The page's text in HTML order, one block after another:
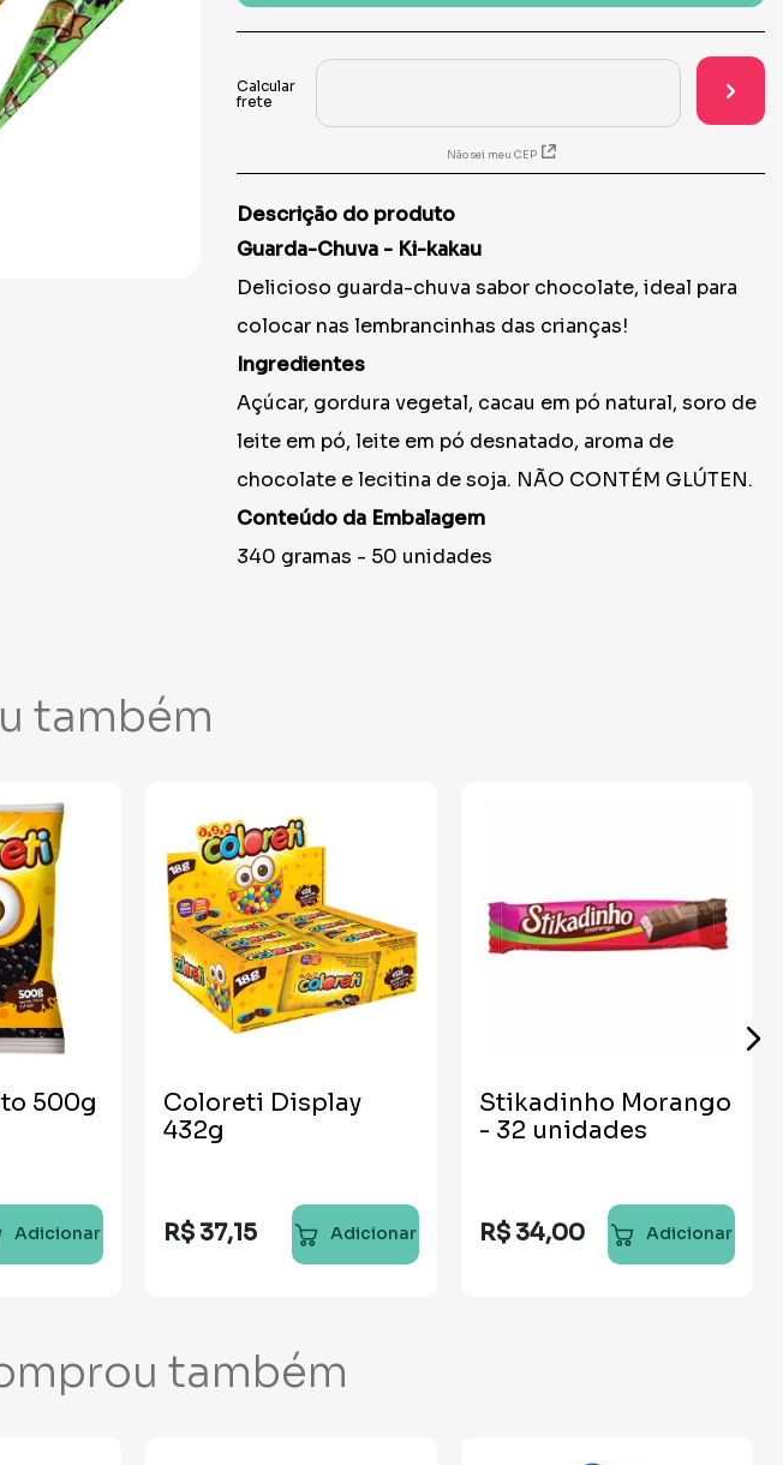
Não sei meu CEP
Descrição do produto
Guarda-Chuva - Ki-kakau
Delicioso guarda-chuva sabor chocolate, ideal para
colocar nas lembrancinhas das crianças!
Ingredientes
Açúcar, gordura vegetal, cacau em pó natural, soro de
leite em pó, leite em pó desnatado, aroma de
chocolate e lecitina de soja. NÃO CONTÉM GLÚTEN.
Conteúdo da Embalagem
340 gramas - 50 unidades
também
500g
Adicionar
Coloreti Display
432g
R$ 37,15 Adicionar
Stikadinho Morango
- 32 unidades
R$ 34,00 Adicionar
também